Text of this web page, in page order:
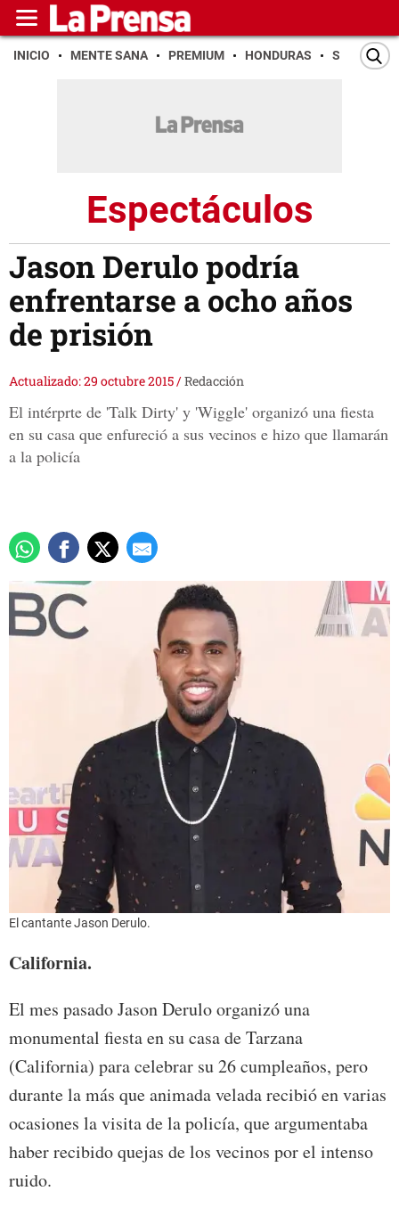
INICIO MENTE SANA PREMIUM HONDURAS SAN PEDRO
Espectáculos
Jason Derulo podría
enfrentarse a ocho años
de prisión
Actualizado: 29 octubre 2015/Redacción
El intérprte de 'Talk Dirty' y 'Wiggle' organizó una fiesta
en su casa que enfureció a sus vecinos e hizo que llamarán
a la policía
El cantante Jason Derulo.
California.
El mes pasado Jason Derulo organizó una
monumental fiesta en su casa de Tarzana
(California) para celebrar su 26 cumpleaños, pero
durante la más que animada velada recibió en varias
ocasiones la visita de la policía, que argumentaba
haber recibido quejas de los vecinos por el intenso
ruido.